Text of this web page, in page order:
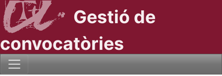
Gestió de
convocatòries